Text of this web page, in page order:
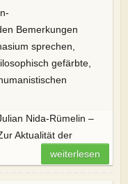
Bemerkungen
sprechen,
gefärbte,
Nida-Rümelin –
Aktualität der
weiterlesen